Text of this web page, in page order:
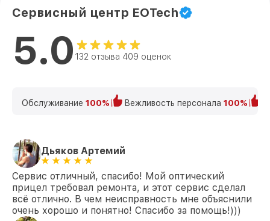
Сервисный центр EOTech
5.0 132 отзыва 409 оценок
Обслуживание 100% Вежливость персонала 100%
Дьяков Артемий
Сервис отличный, спасибо! Мой оптический
прицел требовал ремонта, и этот сервис сделал
всё отлично. В чем неисправность мне объяснили
очень хорошо и понятно! Спасибо за помощь!)))